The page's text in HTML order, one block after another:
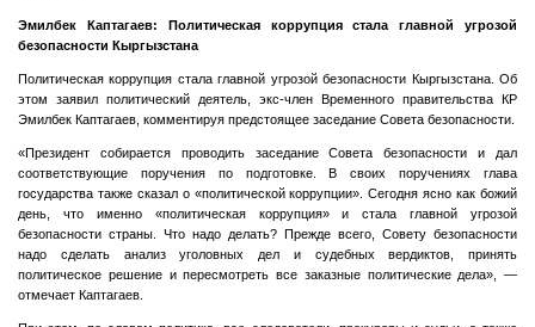
Эмилбек Каптагаев: Политическая коррупция стала главной угрозой
безопасности Кыргызстана
Политическая коррупция стала главной угрозой безопасности Кыргызстана. Об
этом заявил политический деятель, экс-член Временного правительства КР
Эмилбек Каптагаев, комментируя предстоящее заседание Совета безопасности.
«Президент собирается проводить заседание Совета безопасности и дал
соответствующие поручения по подготовке. В своих поручениях глава
государства также сказал о «политической коррупции». Сегодня ясно как божий
день, что именно «политическая коррупция» и стала главной угрозой
безопасности страны. Что надо делать? Прежде всего, Совету безопасности
надо сделать анализ уголовных дел и судебных вердиктов, принять
политическое решение и пересмотреть все заказные политические дела», —
отмечает Каптагаев.